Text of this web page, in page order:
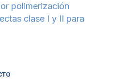
polimerización
clase I y II para